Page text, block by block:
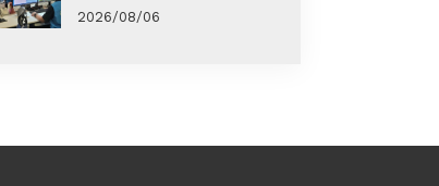
2026/08/06